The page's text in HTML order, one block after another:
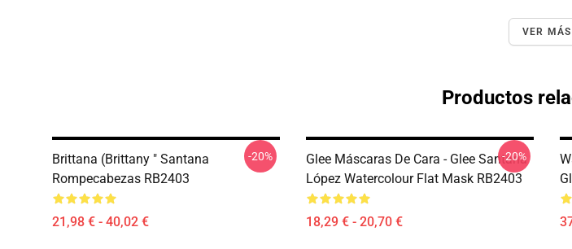
VER MÁS
Productos
Brittana (Brittany " Santana
Rompecabezas RB2403
21,98 € - 40,02 €
-20%
Glee Máscaras De Cara - Glee Santana
López Watercolour Flat Mask RB2403
18,29 € - 20,70 €
-20%